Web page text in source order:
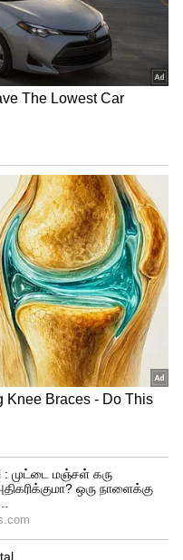
சனியின்
ராசிகளில்
விதைகள்,
மற்றும்
மற்றும் காபி,
எண்ணெய் போன்ற
கருப்பாக